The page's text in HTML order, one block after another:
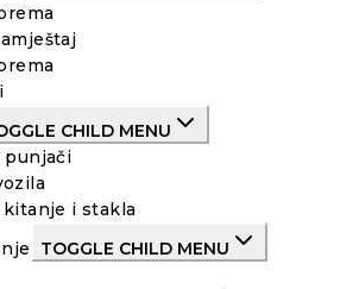
CHILD MENU
punjači
kitanje i stakla
TOGGLE CHILD MENU